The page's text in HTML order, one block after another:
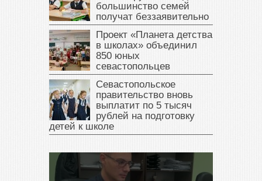
большинство семей
получат беззаявительно
Проект «Планета детства
в школах» объединил
850 юных
севастопольцев
Севастопольское
правительство вновь
выплатит по 5 тысяч
рублей на подготовку
детей к школе